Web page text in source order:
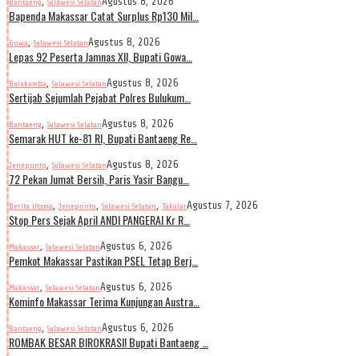
Bantaeng Sulawesi Selatan
Bapenda Makassar Catat Surplus Rp130 Mil…
Gowa, Sulawesi SelatanAgustus 8, 2026
Lepas 92 Peserta Jamnas XII, Bupati Gowa…
Bulukumba, Sulawesi SelatanAgustus 8, 2026
Sertijab Sejumlah Pejabat Polres Bulukum…
Bantaeng, Sulawesi SelatanAgustus 8, 2026
Semarak HUT ke-81 RI, Bupati Bantaeng Re…
Jeneponto, Sulawesi SelatanAgustus 8, 2026
72 Pekan Jumat Bersih, Paris Yasir Bangu…
Berita Utama, Jeneponto, Sulawesi Selatan, TakalarAgustus 7, 2026
Stop Pers Sejak April ANDI PANGERAI Kr R…
Makassar, Sulawesi SelatanAgustus 6, 2026
Pemkot Makassar Pastikan PSEL Tetap Berj…
Makassar, Sulawesi SelatanAgustus 6, 2026
Kominfo Makassar Terima Kunjungan Austra…
Bantaeng, Sulawesi SelatanAgustus 6, 2026
ROMBAK BESAR BIROKRASI! Bupati Bantaeng …